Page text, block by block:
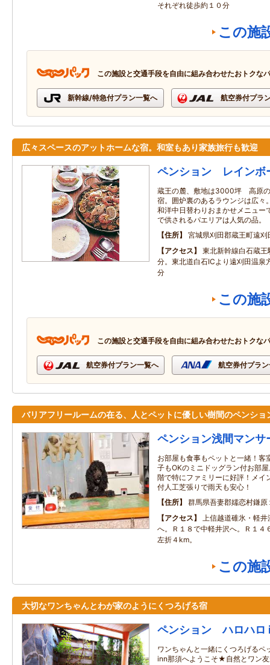
それぞれ徒歩約１０分
この施
この施設と交通手段を自由に組み合わせたおトクな
新幹線/特急付プラン一覧へ 航空券付プラ
広々スペースのアットホームな宿。和室もあり家族旅行も歓迎
ペンション レインボ
蔵王の麓、敷地は3000坪 高原
宿。囲炉裏のあるラウンジは広々
和洋中日替わりおまかせメニュー
で供されるパエリアは人気の品。
住所
宮城県刈田郡蔵王町遠
アクセス
東北新幹線白石蔵
分。東北道白石ICより遠刈田温泉
分
この施
この施設と交通手段を自由に組み合わせたおトクな
航空券付プラン一覧へ 航空券付プラ
バリアフリールームの在る、人とペットに優しい樹間のペンショ
ペンション浅間マンサ
お部屋も食事もペットと一緒！客
子もOKのミニドッグラン付お部
階で特にファミリーに好評！メイ
付人工芝張りで雨天も安心！
住所
群馬県吾妻郡嬬恋村鎌原
アクセス
上信越道碓氷・軽
へ。Ｒ１８で中軽井沢へ。Ｒ１４
左折４km。
この施
大切なワンちゃんとわが家のようにくつろげる宿
ペンション ハロハロ
ワンちゃんと一緒にくつろげるペ
inn那須へようこそ★自然とワン